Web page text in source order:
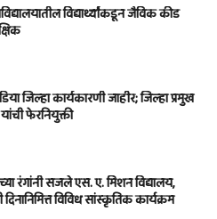
विद्यार्थ्यांकडून जैविक कीड
जिल्हा कार्यकारणी जाहीर; जिल्हा प्रमुख
फेरनियुक्ती
रंगांनी सजले एस. ए. मिशन विद्यालय,
विविध सांस्कृतिक कार्यक्रम